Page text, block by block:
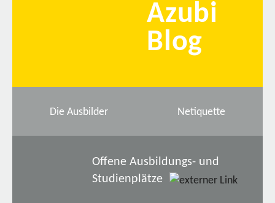
Azubi
Blog
Die Ausbilder Netiquette
Offene Ausbildungs- und
Studienplätze